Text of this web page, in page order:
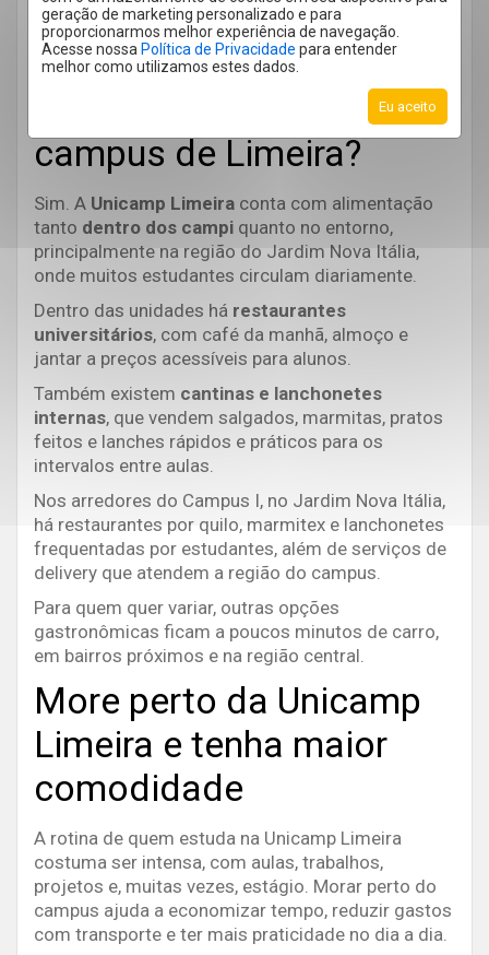
geração de marketing personalizado e para
proporcionarmos melhor experiência de navegação.
Acesse nossa Política de Privacidade para entender
melhor como utilizamos estes dados.
Eu aceito
Existem opções de
restaurantes ou
lanchonetes próximos ao
campus de Limeira?
Sim. A Unicamp Limeira conta com alimentação
tanto dentro dos campi quanto no entorno,
principalmente na região do Jardim Nova Itália,
onde muitos estudantes circulam diariamente.
Dentro das unidades há restaurantes
universitários, com café da manhã, almoço e
jantar a preços acessíveis para alunos.
Também existem cantinas e lanchonetes
internas, que vendem salgados, marmitas, pratos
feitos e lanches rápidos e práticos para os
intervalos entre aulas.
Nos arredores do Campus I, no Jardim Nova Itália,
há restaurantes por quilo, marmitex e lanchonetes
frequentadas por estudantes, além de serviços de
delivery que atendem a região do campus.
Para quem quer variar, outras opções
gastronômicas ficam a poucos minutos de carro,
em bairros próximos e na região central.
More perto da Unicamp
Limeira e tenha maior
comodidade
A rotina de quem estuda na Unicamp Limeira
costuma ser intensa, com aulas, trabalhos,
projetos e, muitas vezes, estágio. Morar perto do
campus ajuda a economizar tempo, reduzir gastos
com transporte e ter mais praticidade no dia a dia.